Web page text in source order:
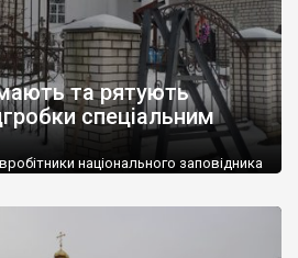
та рятують
спеціальним
національного заповідника
піднімати старовинні кам’яні
себе зарекомендував. Науковий